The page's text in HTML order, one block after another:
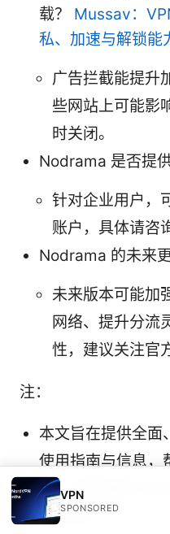
载？ Mussav：
私、加速与解锁能
广告拦截能提升
些网站上可能影
时关闭。
Nodrama 是否提
针对企业用户，
账户，具体请咨
Nodrama 的未来
未来版本可能加
网络、提升分流
性，建议关注官
注：
本文旨在提供全
使用指南与信息，
择。请在使用
务条款。
VPN
SPONSORED